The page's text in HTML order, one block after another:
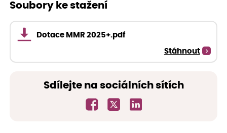
Soubory ke stažení
Dotace MMR 2025+.pdf
Stáhnout
Sdílejte na sociálních sítích